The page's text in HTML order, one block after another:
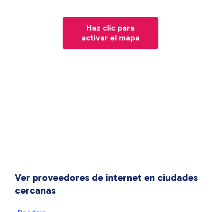
Haz clic para
activar el mapa
Ver proveedores de internet en ciudades
cercanas